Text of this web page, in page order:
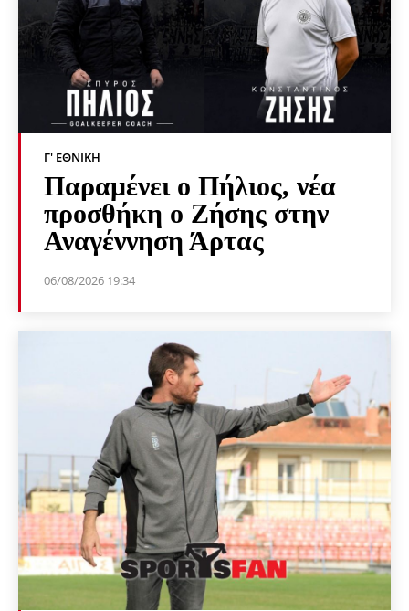
Γ' ΕΘΝΙΚΉ
Παραμένει ο Πήλιος, νέα
προσθήκη ο Ζήσης στην
Αναγέννηση Άρτας
06/08/2026 19:34